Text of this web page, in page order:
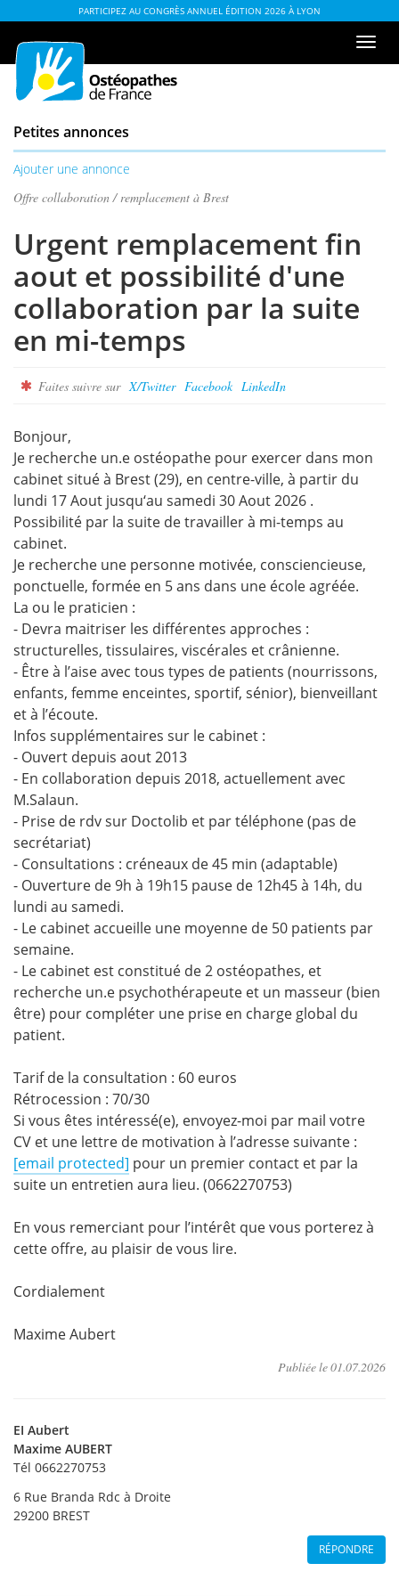
contenu
des
PARTICIPEZ AU CONGRÈS ANNUEL ÉDITION 2026 À LYON
de
Petites annonces
Ajouter une annonce
Offre collaboration / remplacement à Brest
Urgent remplacement fin
aout et possibilité d'une
collaboration par la suite
en mi-temps
Faites suivre sur X/Twitter Facebook LinkedIn
Bonjour,
Je recherche un.e ostéopathe pour exercer dans mon
cabinet situé à Brest (29), en centre-ville, à partir du
lundi 17 Aout jusqu‘au samedi 30 Aout 2026 .
Possibilité par la suite de travailler à mi-temps au
cabinet.
Je recherche une personne motivée, consciencieuse,
ponctuelle, formée en 5 ans dans une école agréée.
La ou le praticien :
- Devra maitriser les différentes approches :
structurelles, tissulaires, viscérales et crânienne.
- Être à l’aise avec tous types de patients (nourrissons,
enfants, femme enceintes, sportif, sénior), bienveillant
et à l’écoute.
Infos supplémentaires sur le cabinet :
- Ouvert depuis aout 2013
- En collaboration depuis 2018, actuellement avec
M.Salaun.
- Prise de rdv sur Doctolib et par téléphone (pas de
secrétariat)
- Consultations : créneaux de 45 min (adaptable)
- Ouverture de 9h à 19h15 pause de 12h45 à 14h, du
lundi au samedi.
- Le cabinet accueille une moyenne de 50 patients par
semaine.
- Le cabinet est constitué de 2 ostéopathes, et
recherche un.e psychothérapeute et un masseur (bien
être) pour compléter une prise en charge global du
patient.
Tarif de la consultation : 60 euros
Rétrocession : 70/30
Si vous êtes intéressé(e), envoyez-moi par mail votre
CV et une lettre de motivation à l’adresse suivante :
[email protected] pour un premier contact et par la
suite un entretien aura lieu. (0662270753)
En vous remerciant pour l’intérêt que vous porterez à
cette offre, au plaisir de vous lire.
Cordialement
Maxime Aubert
Publiée le01.07.2026
EI Aubert
Maxime AUBERT
Tél 0662270753
6 Rue Branda Rdc à Droite
29200 BREST
RÉPONDRE